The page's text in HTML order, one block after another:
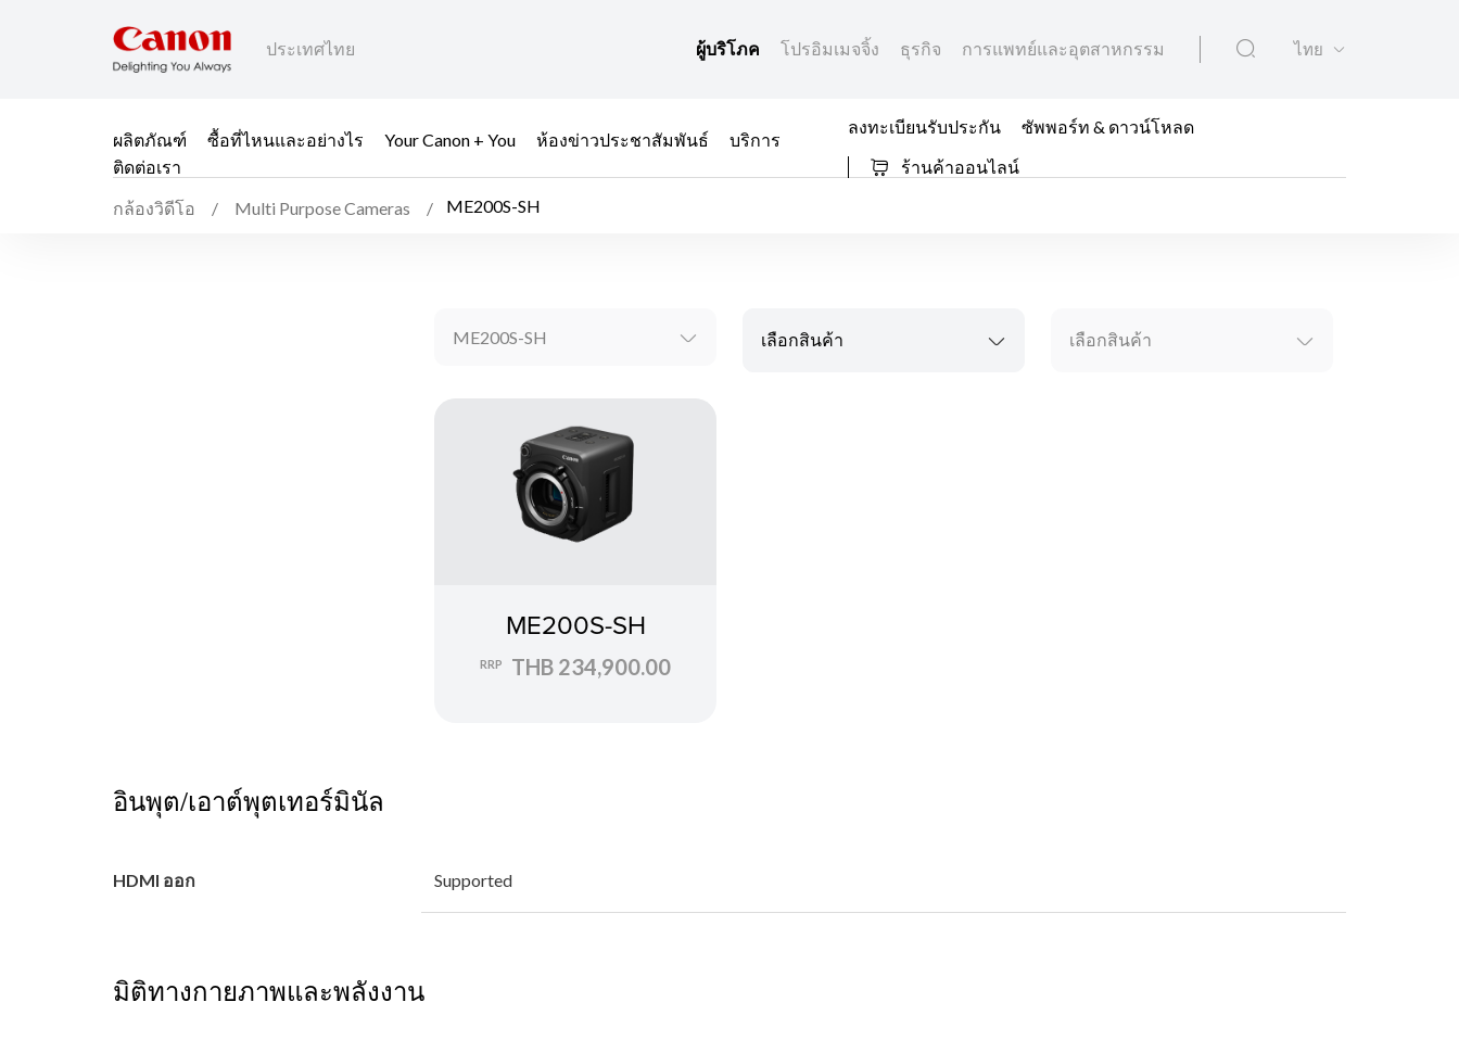
ประเทศไทย ผู้บริโภค โปรอิมเมจจิ้ง ธุรกิจ การแพทย์และอุตสาหกรรม ไทย
ผลิตภัณฑ์ ซื้อที่ไหนและอย่างไร Your Canon + You ห้องข่าวประชาสัมพันธ์
บริการ
ติดต่อเรา
ลงทะเบียนรับประกัน
ซัพพอร์ท & ดาวน์โหลด
ร้านค้าออนไลน์
กล้องวิดีโอ Multi Purpose Cameras ME200S-SH
ME200S-SH เลือกสินค้า เลือกสินค้า
ME200S-SH
RRP THB 234,900.00
อินพุต/เอาต์พุตเทอร์มินัล
HDMI ออก Supported
มิติทางกายภาพและพลังงาน